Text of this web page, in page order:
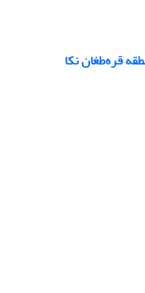
قره‌طغان نکا